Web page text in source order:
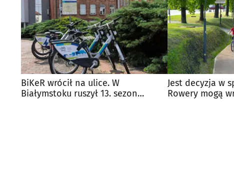
BiKeR wrócił na ulice. W
Białymstoku ruszył 13. sezon
Jest decyzja w
Rowery mogą